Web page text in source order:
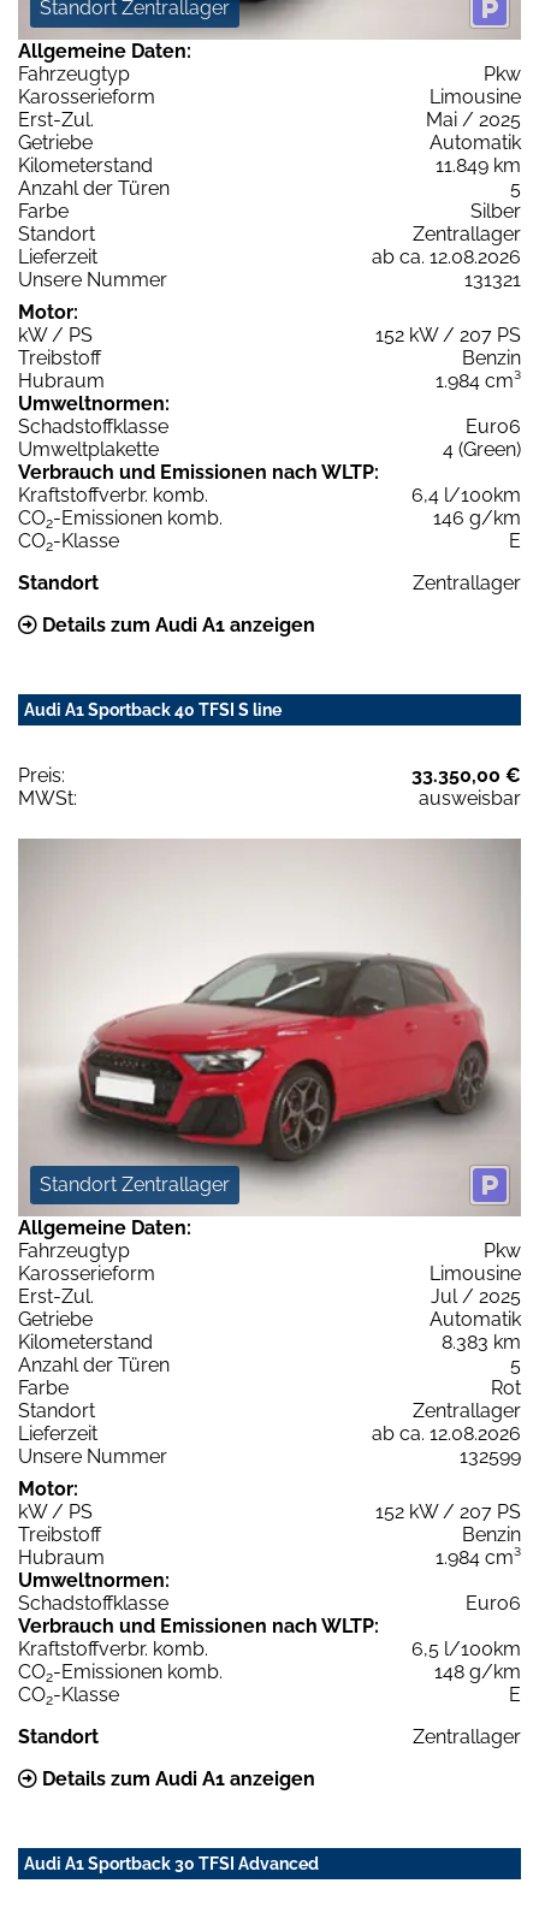
Standort Zentrallager
Allgemeine Daten:
Fahrzeugtyp
Pkw
Karosserieform
Limousine
Erst-Zul.
Mai / 2025
Getriebe
Automatik
Kilometerstand
11.849 km
Anzahl der Türen
5
Farbe
Silber
Standort
Zentrallager
Lieferzeit
ab ca. 12.08.2026
Unsere Nummer
131321
Motor:
kW / PS
152 kW / 207 PS
Treibstoff
Benzin
Hubraum
1.984 cm³
Umweltnormen:
Schadstoffklasse
Euro6
Umweltplakette
4 (Green)
Verbrauch und Emissionen nach WLTP:
Kraftstoffverbr. komb.
6,4 l/100km
CO2-Emissionen komb.
146 g/km
CO2-Klasse
E
Standort
Zentrallager
Details zum Audi A1 anzeigen
Audi A1 Sportback 40 TFSI S line
Preis:
33.350,00 €
MWSt:
ausweisbar
Standort Zentrallager
Allgemeine Daten:
Fahrzeugtyp
Pkw
Karosserieform
Limousine
Erst-Zul.
Jul / 2025
Getriebe
Automatik
Kilometerstand
8.383 km
Anzahl der Türen
5
Farbe
Rot
Standort
Zentrallager
Lieferzeit
ab ca. 12.08.2026
Unsere Nummer
132599
Motor:
kW / PS
152 kW / 207 PS
Treibstoff
Benzin
Hubraum
1.984 cm³
Umweltnormen:
Schadstoffklasse
Euro6
Verbrauch und Emissionen nach WLTP:
Kraftstoffverbr. komb.
6,5 l/100km
CO2-Emissionen komb.
148 g/km
CO2-Klasse
E
Standort
Zentrallager
Details zum Audi A1 anzeigen
Audi A1 Sportback 30 TFSI Advanced